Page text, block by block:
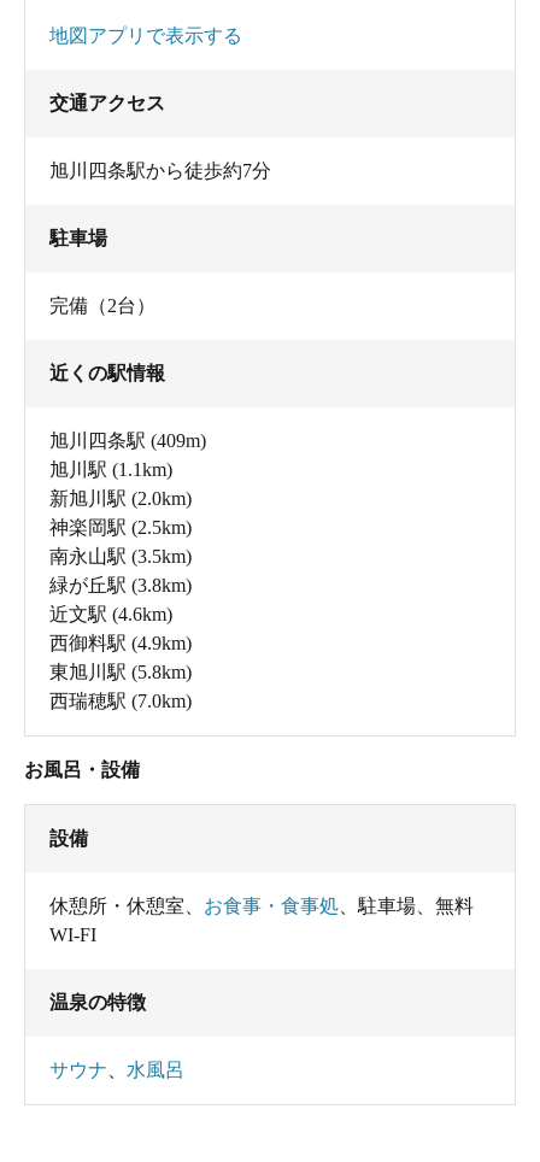
地図アプリで表示する
交通アクセス
旭川四条駅から徒歩約7分
駐車場
完備（2台）
近くの駅情報
旭川四条駅 (409m)
旭川駅 (1.1km)
新旭川駅 (2.0km)
神楽岡駅 (2.5km)
南永山駅 (3.5km)
緑が丘駅 (3.8km)
近文駅 (4.6km)
西御料駅 (4.9km)
東旭川駅 (5.8km)
西瑞穂駅 (7.0km)
お風呂・設備
設備
休憩所・休憩室 お食事・食事処 駐車場
無料
WI-FI
温泉の特徴
サウナ 水風呂